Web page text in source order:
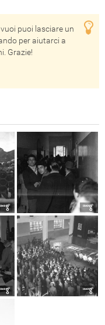
puoi lasciare un
per aiutarci a
Grazie!